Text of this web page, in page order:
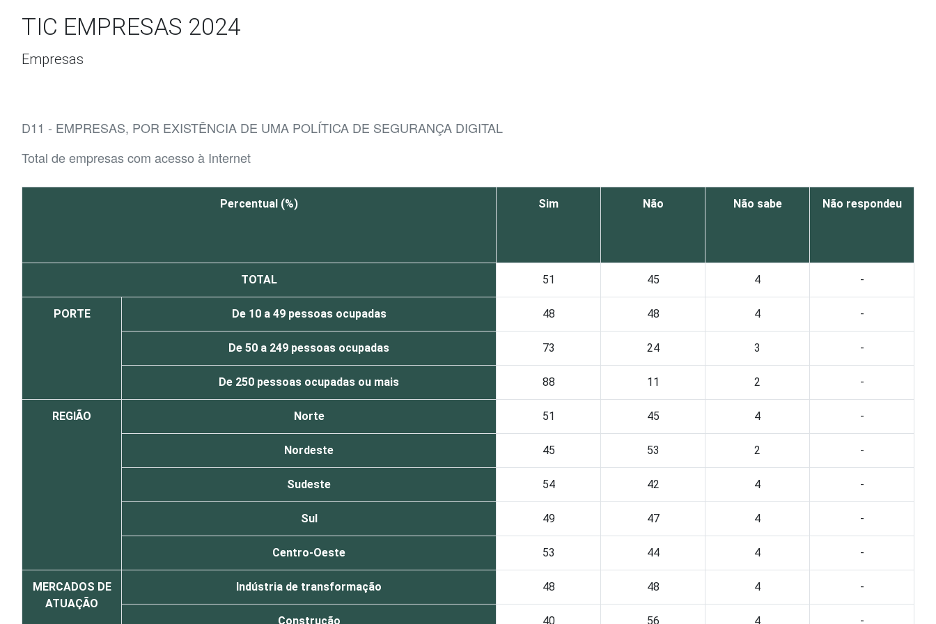
TIC EMPRESAS 2024
Empresas
D11 - EMPRESAS, POR EXISTÊNCIA DE UMA POLÍTICA DE SEGURANÇA DIGITAL
Total de empresas com acesso à Internet
Percentual (%) Sim Não Não sabe Não respondeu
TOTAL 51 45 4 -
PORTE De 10 a 49 pessoas ocupadas 48 48 4 -
De 50 a 249 pessoas ocupadas 73 24 3 -
De 250 pessoas ocupadas ou mais 88 11 2 -
REGIÃO Norte 51 45 4 -
Nordeste 45 53 2 -
Sudeste 54 42 4 -
Sul 49 47 4 -
Centro-Oeste 53 44 4 -
MERCADOS DE
ATUAÇÃO
Indústria de transformação 48 48 4 -
Construção 40 56 4 -